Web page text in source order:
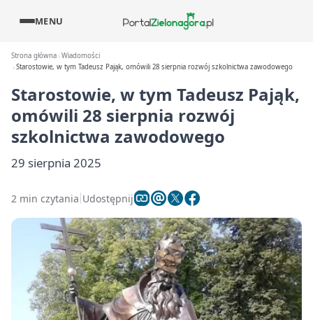
MENU
Strona główna Wiadomości
Starostowie, w tym Tadeusz Pająk, omówili 28 sierpnia rozwój szkolnictwa zawodowego
Starostowie, w tym Tadeusz Pająk,
omówili 28 sierpnia rozwój
szkolnictwa zawodowego
29 sierpnia 2025
2 min czytania Udostępnij